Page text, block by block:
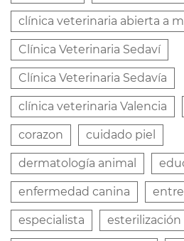
clínica veterinaria abierta a
Clínica Veterinaria Sedaví
Clínica Veterinaria Sedavía
clínica veterinaria Valencia
corazon cuidado piel
dermatología animal
enfermedad canina
especialista esterilización